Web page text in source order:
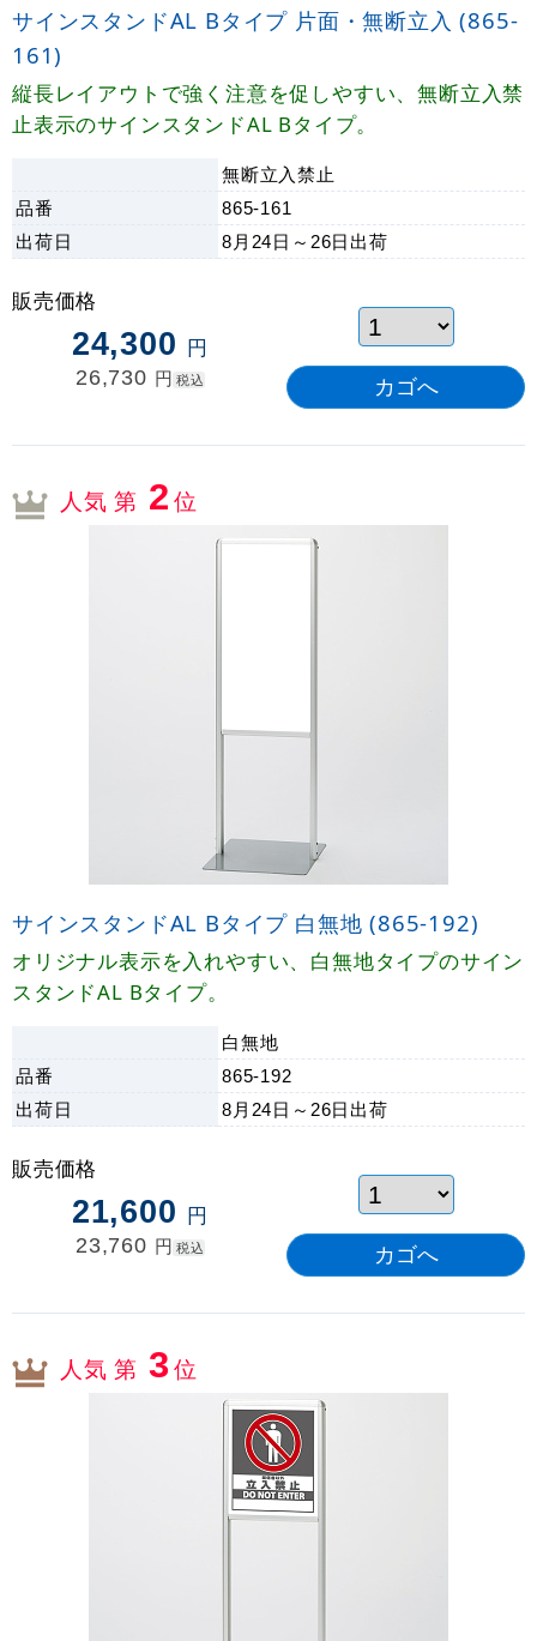
サインスタンドAL Bタイプ 片面・無断立入 (865-
161)
縦長レイアウトで強く注意を促しやすい、無断立入禁
止表示のサインスタンドAL Bタイプ。
無断立入禁止
品番
865-161
出荷日 8月24日～26日 出荷
販売価格
24,300 円
26,730 円 税込
人気 第 2位
サインスタンドAL Bタイプ 白無地 (865-192)
オリジナル表示を入れやすい、白無地タイプのサイン
スタンドAL Bタイプ。
白無地
品番
865-192
出荷日 8月24日～26日 出荷
販売価格
21,600 円
23,760 円 税込
人気 第 3位